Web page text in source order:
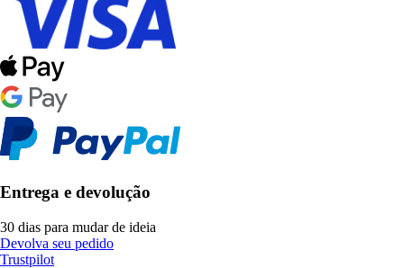
Entrega e devolução
30 dias para mudar de ideia
Devolva seu pedido
Trustpilot